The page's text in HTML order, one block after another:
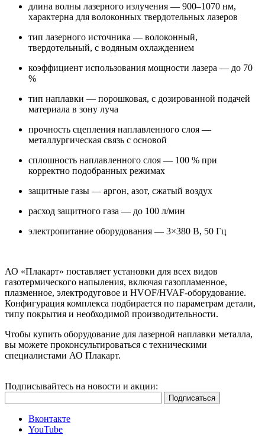
длина волны лазерного излучения — 900–1070 нм,
характерна для волоконных твердотельных лазеров
тип лазерного источника — волоконный,
твердотельный, с водяным охлаждением
коэффициент использования мощности лазера — до 70
%
тип наплавки — порошковая, с дозированной подачей
материала в зону луча
прочность сцепления наплавленного слоя —
металлургическая связь с основой
сплошность наплавленного слоя — 100 % при
корректно подобранных режимах
защитные газы — аргон, азот, сжатый воздух
расход защитного газа — до 100 л/мин
электропитание оборудования — 3×380 В, 50 Гц
АО «Плакарт» поставляет установки для всех видов
газотермического напыления, включая газопламенное,
плазменное, электродуговое и HVOF/HVAF-оборудование.
Конфигурация комплекса подбирается по параметрам детали,
типу покрытия и необходимой производительности.
Чтобы купить оборудование для лазерной наплавки металла,
вы можете проконсультироваться с техническими
специалистами АО Плакарт.
Подписывайтесь на новости и акции:
Вконтакте
YouTube